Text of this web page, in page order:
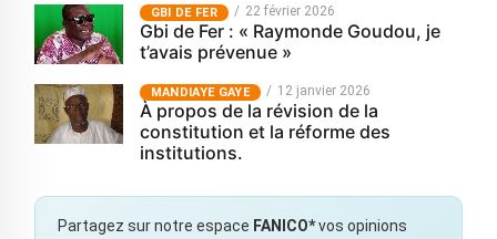
GBI DE FER 22 février 2026
Gbi de Fer : « Raymonde Goudou, je
t’avais prévenue »
MANDIAYE GAYE 12 janvier 2026
À propos de la révision de la
constitution et la réforme des
institutions.
Partagez sur notre espace FANICO*vos opinions